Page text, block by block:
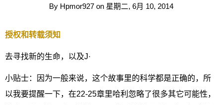
By Hpmor927 on 星期二, 6月 10, 2014
授权和转载须知
去寻找新的生命，以及J·
小贴士：因为一般来说，这个故事里的科学都是正确的，所
以我要提醒一下，在22-25章里哈利忽略了很多其它可能性，